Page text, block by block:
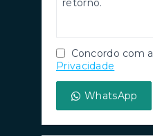
Concordo com a
Privacidade
WhatsApp